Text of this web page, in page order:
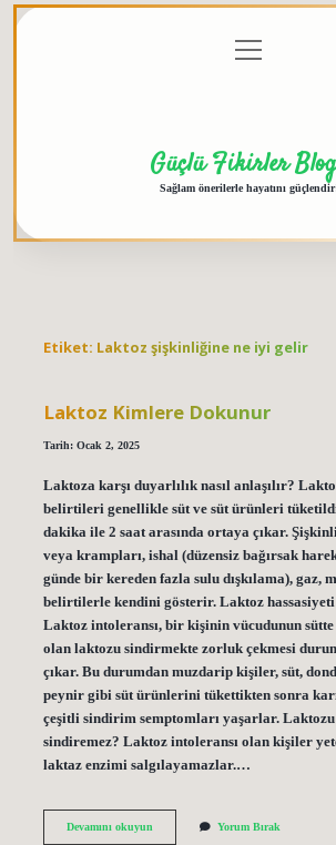
menüyü
aç
Güçlü Fikirler
Sağlam önerilerle hayatını
Etiket: Laktoz şişkinliğine ne iyi gelir
Laktoz Kimlere Dokunur
Tarih: Ocak 2, 2025
Laktoza karşı duyarlılık nasıl anlaşılır?
belirtileri genellikle süt ve süt ürünleri
dakika ile 2 saat arasında ortaya çıkar.
veya krampları, ishal (düzensiz bağırsak
günde bir kereden fazla sulu dışkılama), gaz,
belirtilerle kendini gösterir. Laktoz hassasiyeti
Laktoz intoleransı, bir kişinin vücudunun
olan laktozu sindirmekte zorluk çekmesi
çıkar. Bu durumdan muzdarip kişiler, süt,
peynir gibi süt ürünlerini tükettikten sonra
çeşitli sindirim semptomları yaşarlar.
sindiremez? Laktoz intoleransı olan kişiler
laktaz enzimi salgılayamazlar.…
Devamını okuyunLaktoz
Yorum Bırak